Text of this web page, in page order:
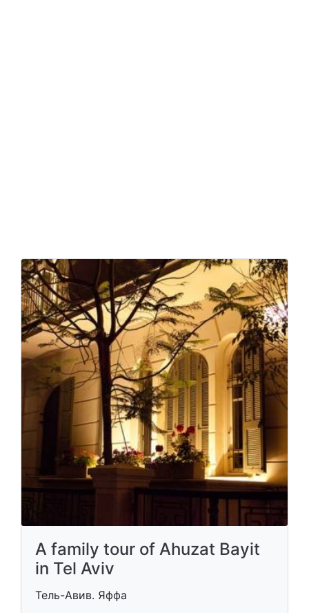
A family tour of Ahuzat Bayit
in Tel Aviv
Тель-Авив. Яффа